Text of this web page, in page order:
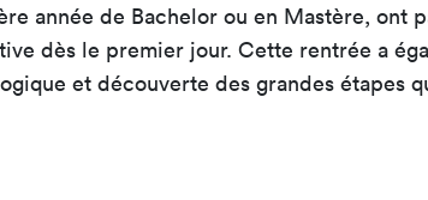
année de Bachelor ou en Mastère, ont
dès le premier jour. Cette rentrée a
et découverte des grandes étapes